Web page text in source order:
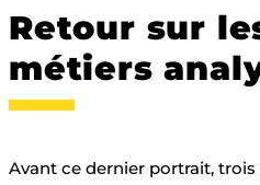
Retour sur
métiers
Avant ce dernier portrait,